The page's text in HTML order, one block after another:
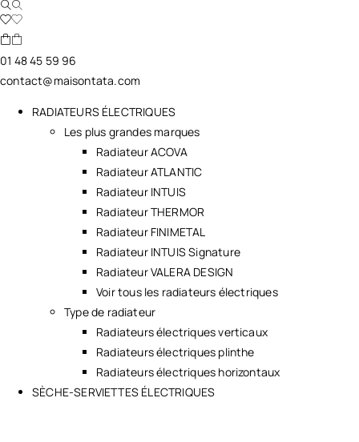
01 48 45 59 96
contact@maisontata.com
RADIATEURS ÉLECTRIQUES
Les plus grandes marques
Radiateur ACOVA
Radiateur ATLANTIC
Radiateur INTUIS
Radiateur THERMOR
Radiateur FINIMETAL
Radiateur INTUIS Signature
Radiateur VALERA DESIGN
Voir tous les radiateurs électriques
Type de radiateur
Radiateurs électriques verticaux
Radiateurs électriques plinthe
Radiateurs électriques horizontaux
SÈCHE-SERVIETTES ÉLECTRIQUES